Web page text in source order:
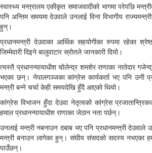
स्वास्थ्य मन्त्रालय एकीकृत समाजवादीको भागमा परेपछि
पनि अन्तिम समयमा देउवाले उनलाई विना विभागीय
हुन्।
प्रधानमन्त्री देउवाका आर्थिक सहयोगीका रुपमा रहेका
जिम्मेवारी दिइने बालुवाटार स्रोतले जानकारी दियो।
त्यस्तै प्रधानन्यायाधीश चोलेन्द्र शमशेर राणाका नातेदार
भएका छन्। नेपालगञ्जका कांग्रेस कार्यकर्ता भए पनि उनी
मन्त्री बन्ने चर्चा केही समयदेखि हुँदै आएको थियो।
कांग्रेस विभाजन हुँदा देउवा नेतृत्वको कांग्रेस
हमाल प्रधानन्यायाधीश राणाका जेठान नता पर्छन्।
उनलाई मन्त्री नबनाउन दबाब भए पनि प्रधानमन्त्री देउवाले
मन्त्री बनाउन लागेका हुन्। संघीय संसदको सदस्य नभएका
पाउँछन्।